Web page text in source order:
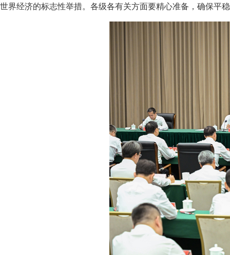
世界经济的标志性举措。各级各有关方面要精心准备，确保平